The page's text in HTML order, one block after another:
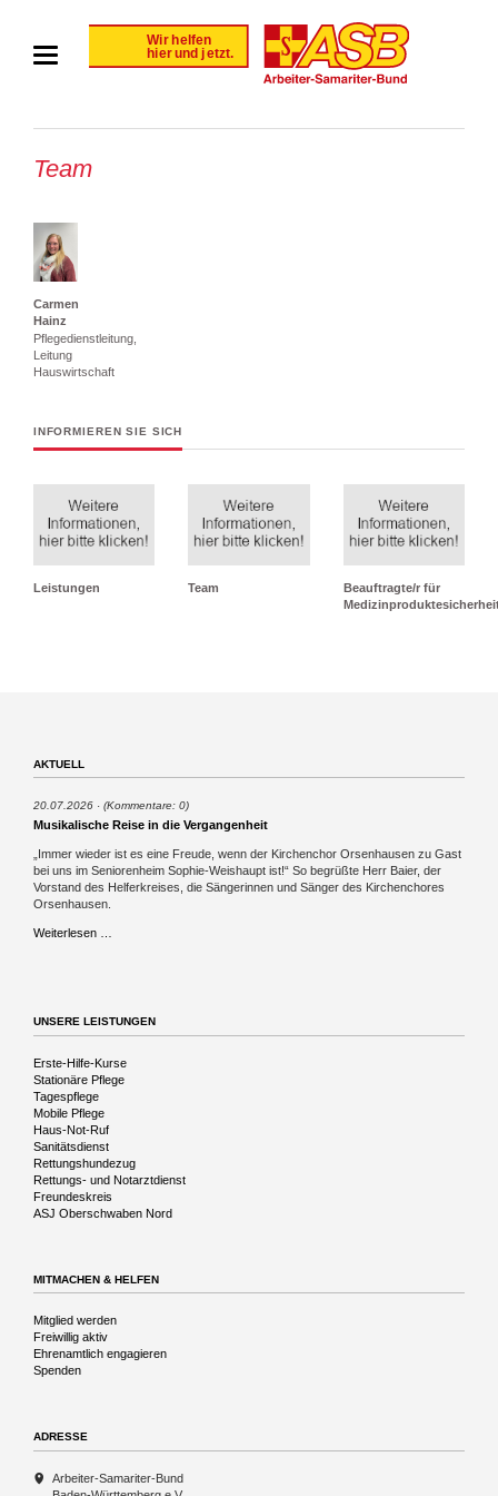
Team
Carmen
Hainz
Pflegedienstleitung,
Leitung
Hauswirtschaft
INFORMIEREN SIE SICH
Leistungen Team
Beauftragte/r für
AKTUELL
20.07.2026 (Kommentare: 0)
Musikalische Reise in die Vergangenheit
„Immer wieder ist es eine Freude, wenn der Kirchenchor Orsenhausen zu Gast
bei uns im Seniorenheim Sophie-Weishaupt ist!“ So begrüßte Herr Baier, der
Vorstand des Helferkreises, die Sängerinnen und Sänger des Kirchenchores
Orsenhausen.
Weiterlesen …
UNSERE LEISTUNGEN
Navigation
überspringen
Erste-Hilfe-Kurse
Stationäre Pflege
Tagespflege
Mobile Pflege
Haus-Not-Ruf
Sanitätsdienst
Rettungshundezug
Rettungs- und Notarztdienst
Freundeskreis
ASJ Oberschwaben Nord
MITMACHEN & HELFEN
Navigation
überspringen
Mitglied werden
Freiwillig aktiv
Ehrenamtlich engagieren
Spenden
ADRESSE
Arbeiter-Samariter-Bund